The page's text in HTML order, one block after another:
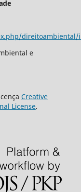
direitoambiental/
e
Creative
License.